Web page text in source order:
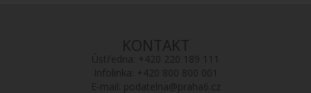
KONTAKT
Ústředna: +420 220 189 111
Infolinka: +420 800 800 001
E-mail: podatelna@praha6.cz